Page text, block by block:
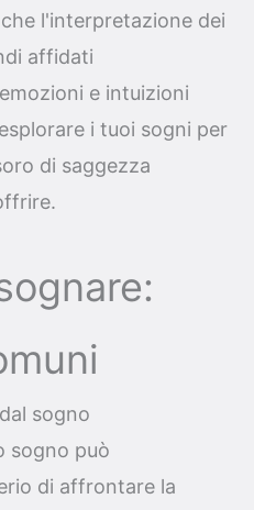
l'interpretazione dei
affidati
e intuizioni
i tuoi sogni per
di saggezza
sogno
sogno può
di affrontare la